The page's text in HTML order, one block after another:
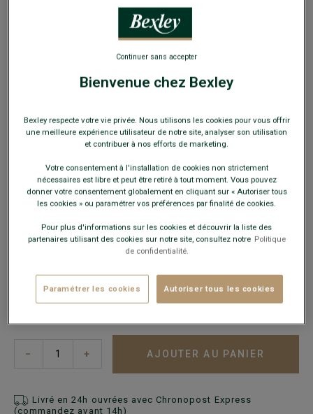
Surchemise en velours Beige Clair - VICTORIN
100% coton - Coupe ajustée raccourcie
159€ 5 chemises (31.80€ l'unité)
Payez en plusieurs fois dès 199€ d'achat
COULEURS DISPONIBLES
Guide des tailles
− + AJOUTER AU PANIER
Livré en 24h ouvrées avec Chronopost Express
(commandez avant 14h)
Bienvenue chez Bexley
Bexley respecte votre vie privée. Nous utilisons les cookies pour vous offrir
une meilleure expérience utilisateur de notre site, analyser son utilisation
et contribuer à nos efforts de marketing.
Votre consentement à l'installation de cookies non strictement
nécessaires est libre et peut être retiré à tout moment. Vous pouvez
donner votre consentement globalement en cliquant sur « Autoriser tous
les cookies » ou paramétrer vos préférences par finalité de cookies.
Pour plus d'informations sur les cookies et découvrir la liste des
partenaires utilisant des cookies sur notre site, consultez notre Politique
de confidentialité.
Paramétrer les cookies Autoriser tous les cookies
Continuer sans accepter